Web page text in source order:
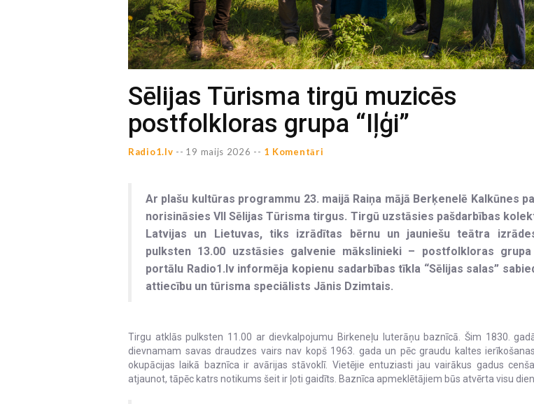
Sēlijas Tūrisma tirgū muzicēs
postfolkloras grupa “Iļģi”
Radio1.lv -- 19 maijs 2026 -- 1 Komentāri
Ar plašu kultūras programmu 23. maijā Raiņa mājā Berķenelē Kalkūnes
norisināsies VII Sēlijas Tūrisma tirgus. Tirgū uzstāsies pašdarbības
Latvijas un Lietuvas, tiks izrādītas bērnu un jauniešu teātra
pulksten 13.00 uzstāsies galvenie mākslinieki – postfolkloras grupa
portālu Radio1.lv informēja kopienu sadarbības tīkla “Sēlijas salas”
attiecību un tūrisma speciālists Jānis Dzimtais.
Tirgu atklās pulksten 11.00 ar dievkalpojumu Birkeneļu luterāņu baznīcā. Šim 1830.
dievnamam savas draudzes vairs nav kopš 1963. gada un pēc graudu kaltes
okupācijas laikā baznīca ir avārijas stāvoklī. Vietējie entuziasti jau vairākus gadus
atjaunot, tāpēc katrs notikums šeit ir ļoti gaidīts. Baznīca apmeklētājiem būs atvērta visu